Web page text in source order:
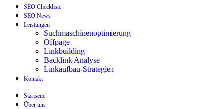
SEO Checkliste
SEO News
Leistungen
Suchmaschinenoptimierung
Offpage
Linkbuilding
Backlink Analyse
Linkaufbau-Strategien
Kontakt
Startseite
Über uns